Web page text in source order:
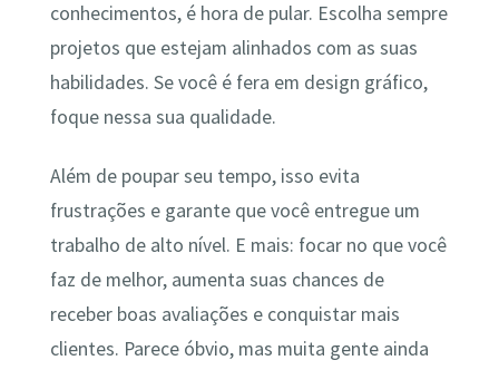
conhecimentos, é hora de pular. Escolha sempre
projetos que estejam alinhados com as suas
habilidades. Se você é fera em design gráfico,
foque nessa sua qualidade.
Além de poupar seu tempo, isso evita
frustrações e garante que você entregue um
trabalho de alto nível. E mais: focar no que você
faz de melhor, aumenta suas chances de
receber boas avaliações e conquistar mais
clientes. Parece óbvio, mas muita gente ainda